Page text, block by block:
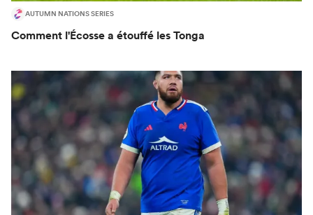
AUTUMN NATIONS SERIES
Comment l'Écosse a étouffé les Tonga